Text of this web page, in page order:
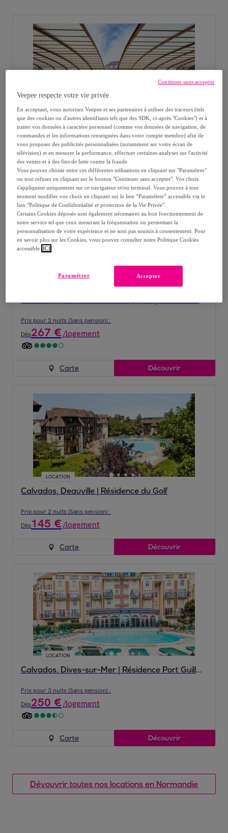
Calvados, Auberville | Résidence Vacancéole Le Domaine de la Corniche 3*
Prix pour 7 nuits (Sans pension) :
Dès209 €/logement
Carte Découvrir
Calvados, Port-en-Bessin-Huppain | Résidence Le Green Beach 4*
Prix pour 2 nuits (Sans pension) :
Dès267 €/logement
Carte Découvrir
LOCATION
Calvados, Deauville | Résidence du Golf
Prix pour 2 nuits (Sans pension) :
Dès145 €/logement
Carte Découvrir
LOCATION
Calvados, Dives-sur-Mer | Résidence Port Guillaume
Prix pour 3 nuits (Sans pension) :
Dès250 €/logement
Carte Découvrir
Dévouvrir toutes nos locations en Normandie
Veepee respecte votre vie privée
En acceptant, vous autorisez Veepee et ses partenaires à utiliser des traceurs (tels
que des cookies ou d'autres identifiants tels que des SDK, ci-après "Cookies") et à
traiter vos données à caractère personnel (comme vos données de navigation, de
commandes et les informations renseignées dans votre compte membre) afin de
vous proposer des publicités personnalisées (notamment sur votre écran de
télévision) et en mesurer la performance, effectuer certaines analyses sur l'activité
des ventes et à des fins de lutte contre la fraude.
Vous pouvez choisir entre ces différentes utilisations en cliquant sur "Paramétrer"
ou tout refuser en cliquant sur le bouton "Continuer sans accepter". Vos choix
s'appliquent uniquement sur ce navigateur et/ou terminal. Vous pouvez à tout
moment modifier vos choix en cliquant sur le lien “Paramétrer” accessible via le
lien "Politique de Confidentialité et protection de la Vie Privée".
Certains Cookies déposés sont également nécessaires au bon fonctionnement de
notre service tel que ceux mesurant la fréquentation ou permettant la
personnalisation de votre expérience et ne sont pas soumis à consentement. Pour
en savoir plus sur les Cookies, vous pouvez consulter notre Politique Cookies
accessible ICI
Accepter
Paramétrer
Continuer sans accepter